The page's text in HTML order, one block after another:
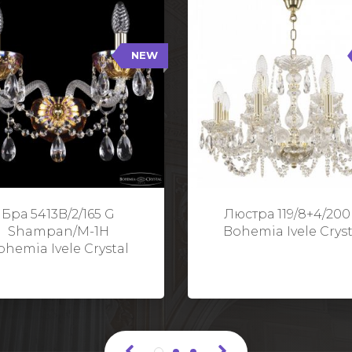
NEW
Бра 5413B/2/165 G
Shampan/M-1H
Ivele Crystal
2/165 G Shampan/M-1H
Тип: Хрустальные
арматуры: Золото/
Кол-во ламп: 2
Ширина: 35 см
Люстра 119/8+4/200
Bohemia Ivele
119/8+4/200 G
Тип: Стеклянный рожок
Цвет арматуры:
Кол-во ламп:
Диаметр: 58